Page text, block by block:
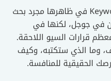
قد تبدو عملية Keyword Research في ظاهرها مجرد بحث
في جوجل، لكنها في
قرارات السيو اللاحقة.
وما الذي ستكتبه، وكيف
الحقيقية للمنافسة.